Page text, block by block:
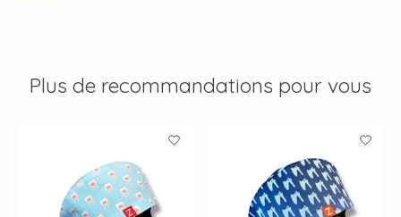
Plus de recommandations pour vous
Articles du carrousel de produits